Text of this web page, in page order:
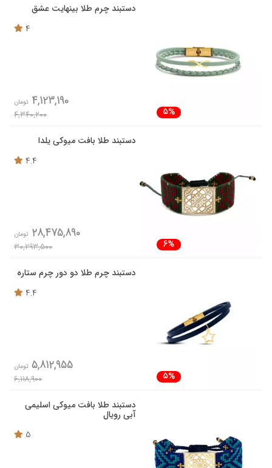
دستبند چرم طلا بینهایت عشق
4
5%
4,123,190 تومان
4,340,200
دستبند طلا بافت میوکی یلدا
4.4
6%
28,475,890 تومان
30,293,500
دستبند چرم طلا دو دور چرم ستاره
4.4
5%
5,812,955 تومان
6,118,900
دستبند طلا بافت میوکی اسلیمی
آبی رویال
5